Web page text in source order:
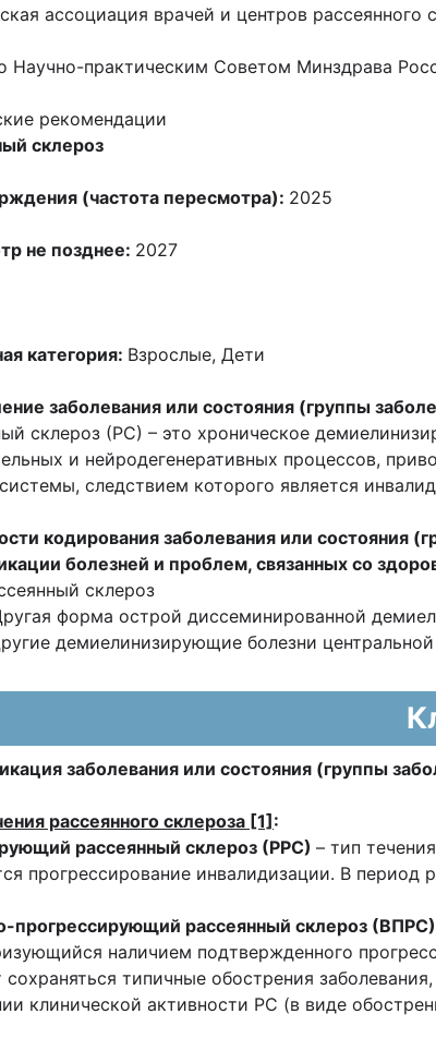
ассоциация врачей и центров рассеянного
Научно-практическим Советом Минздрава
рекомендации
склероз
(частота пересмотра): 2025
не позднее: 2027
категория: Взрослые, Дети
заболевания или состояния (группы
склероз (РС) – это хроническое
и нейродегенеративных процессов,
следствием которого является
кодирования заболевания или состояния
болезней и проблем, связанных со
склероз
форма острой диссеминированной
демиелинизирующие болезни
заболевания или состояния (группы
рассеянного склероза [1]:
рассеянный склероз (РРС) – тип
прогрессирование инвалидизации. В
прогрессирующий рассеянный склероз (ВПРС)
наличием подтвержденного
сохраняться типичные обострения
клинической активности РС (в виде